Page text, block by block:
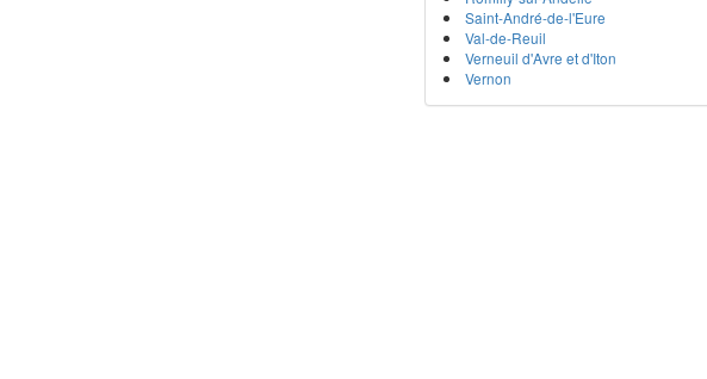
Saint-André-de-l'Eure
Val-de-Reuil
Verneuil d'Avre et d'Iton
Vernon